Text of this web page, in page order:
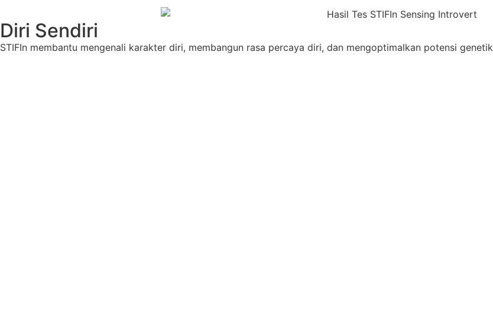
Diri Sendiri
STIFIn membantu mengenali karakter diri, membangun rasa percaya diri, dan mengoptimalkan potensi genetik